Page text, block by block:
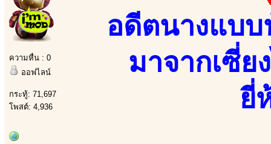
ความหื่น : 0
ออฟไลน์
กระทู้: 71,697
โพสต์: 4,936
อดีตนางแบ
มาจากเซี่ย
ยี่